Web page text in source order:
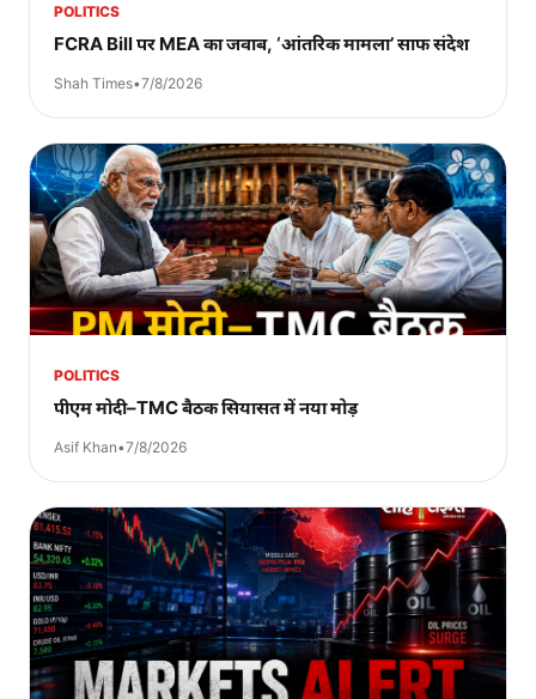
POLITICS
FCRA Bill पर MEA का जवाब, ‘आंतरिक मामला’ साफ संदेश
Shah Times•7/8/2026
POLITICS
पीएम मोदी–TMC बैठक सियासत में नया मोड़
Asif Khan•7/8/2026